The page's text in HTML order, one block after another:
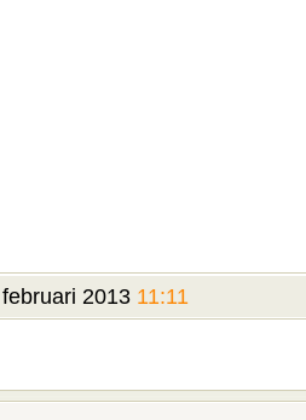
2013 11:11